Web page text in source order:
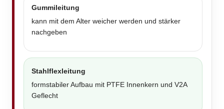
Gummileitung
kann mit dem Alter weicher werden und stärker
nachgeben
Stahlflexleitung
formstabiler Aufbau mit PTFE Innenkern und V2A
Geflecht